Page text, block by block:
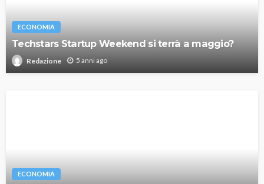
ECONOMIA
Techstars Startup Weekend si terrà a maggio?
Redazione 5 anni ago
ECONOMIA